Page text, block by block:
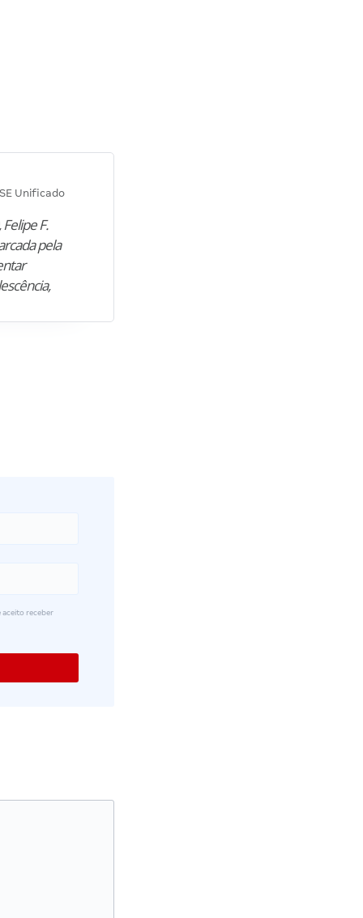
Unificado
Felipe F.
pela
aceito receber